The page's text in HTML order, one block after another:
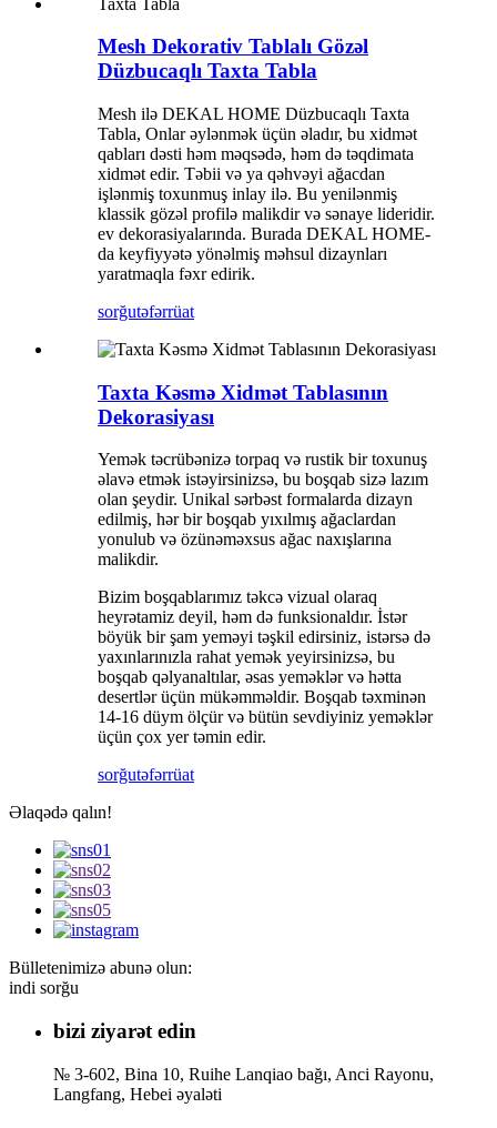
Mesh Dekorativ Tablalı Gözəl
Düzbucaqlı Taxta Tabla
Mesh ilə DEKAL HOME Düzbucaqlı Taxta
Tabla, Onlar əylənmək üçün əladır, bu xidmət
qabları dəsti həm məqsədə, həm də təqdimata
xidmət edir. Təbii və ya qəhvəyi ağacdan
işlənmiş toxunmuş inlay ilə. Bu yenilənmiş
klassik gözəl profilə malikdir və sənaye lideridir.
ev dekorasiyalarında. Burada DEKAL HOME-
da keyfiyyətə yönəlmiş məhsul dizaynları
yaratmaqla fəxr edirik.
sorğutəfərrüat
Taxta Kəsmə Xidmət Tablasının
Dekorasiyası
Yemək təcrübənizə torpaq və rustik bir toxunuş
əlavə etmək istəyirsinizsə, bu boşqab sizə lazım
olan şeydir. Unikal sərbəst formalarda dizayn
edilmiş, hər bir boşqab yıxılmış ağaclardan
yonulub və özünəməxsus ağac naxışlarına
malikdir.
Bizim boşqablarımız təkcə vizual olaraq
heyrətamiz deyil, həm də funksionaldır. İstər
böyük bir şam yeməyi təşkil edirsiniz, istərsə də
yaxınlarınızla rahat yemək yeyirsinizsə, bu
boşqab qəlyanaltılar, əsas yeməklər və hətta
desertlər üçün mükəmməldir. Boşqab təxminən
14-16 düym ölçür və bütün sevdiyiniz yeməklər
üçün çox yer təmin edir.
sorğutəfərrüat
Əlaqədə qalın!
Bülletenimizə abunə olun:
indi sorğu
bizi ziyarət edin
№ 3-602, Bina 10, Ruihe Lanqiao bağı, Anci Rayonu,
Langfang, Hebei əyaləti